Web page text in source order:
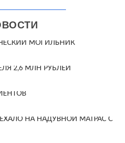
МОГИЛЬНИК
2,6 МЛН РУБЛЕЙ
НА НАДУВНОЙ МАТРАС С